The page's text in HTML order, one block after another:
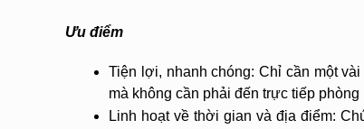
Ưu điểm
Tiện lợi, nhanh chóng: Chỉ cần một
mà không cần phải đến trực tiếp phòng
Linh hoạt về thời gian và địa điểm: